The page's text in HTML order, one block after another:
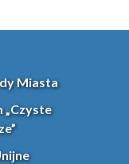
Miasta
„Czyste